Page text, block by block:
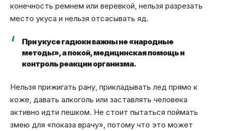
конечность ремнем или веревкой, нельзя разрезать
место укуса и нельзя отсасывать яд.
При укусе гадюки важны не «народные
методы», а покой, медицинская помощь и
контроль реакции организма.
Нельзя прижигать рану, прикладывать лед прямо к
коже, давать алкоголь или заставлять человека
активно идти пешком. Не стоит пытаться поймать
змею для «показа врачу», потому что это может